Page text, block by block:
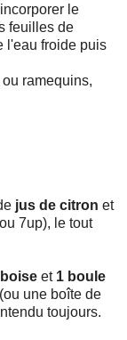
le
feuilles de
l'eau froide puis
ramequins,
jus de citron et
7up), le tout
et 1 boule
(ou une boîte de
toujours.